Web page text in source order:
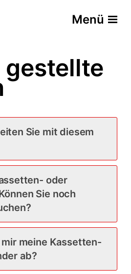
Menü
gestellte
Sie mit diesem
oder
Sie noch
mir meine Kassetten-
ab?